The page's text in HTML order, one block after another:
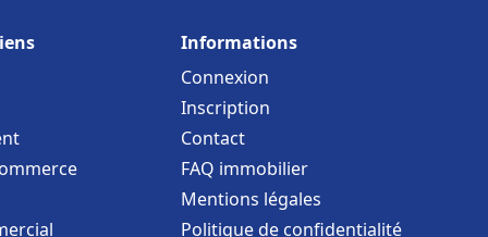
Informations
Connexion
Inscription
Contact
FAQ immobilier
Mentions légales
Politique de confidentialité